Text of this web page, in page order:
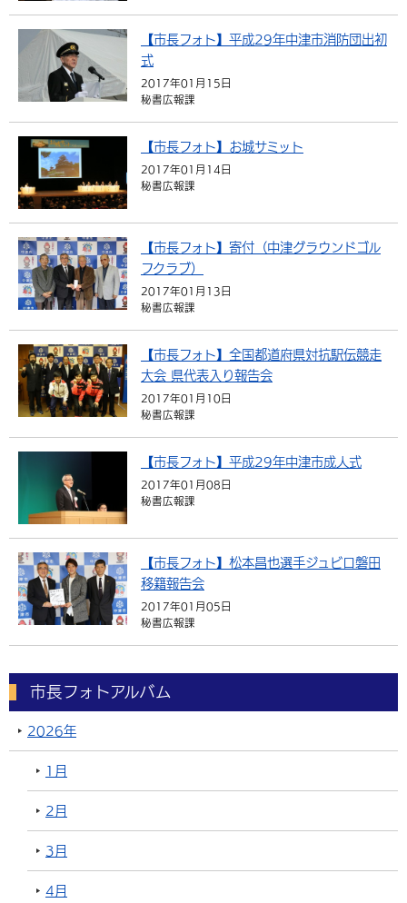
【市長フォト】平成29年中津市消防団出初
式
2017年01月15日
秘書広報課
【市長フォト】お城サミット
2017年01月14日
秘書広報課
【市長フォト】寄付（中津グラウンドゴル
フクラブ）
2017年01月13日
秘書広報課
【市長フォト】全国都道府県対抗駅伝競走
大会 県代表入り報告会
2017年01月10日
秘書広報課
【市長フォト】平成29年中津市成人式
2017年01月08日
秘書広報課
【市長フォト】松本昌也選手ジュビロ磐田
移籍報告会
2017年01月05日
秘書広報課
市長フォトアルバム
2026年
1月
2月
3月
4月